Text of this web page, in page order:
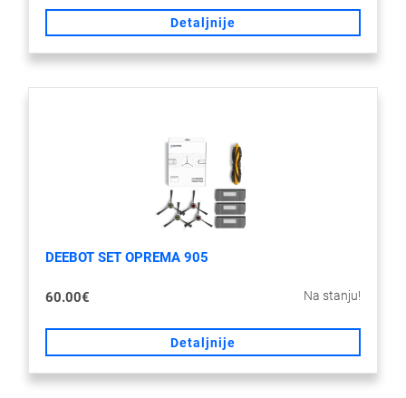
Detaljnije
DEEBOT SET OPREMA 905
60.00€ Na stanju!
Detaljnije